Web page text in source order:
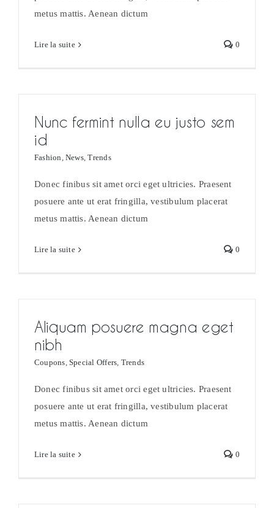
metus mattis. Aenean dictum
Lire la suite 0
Nunc fermint nulla eu justo sem
id
Fashion,News,Trends
Donec finibus sit amet orci eget ultricies. Praesent
posuere ante ut erat fringilla, vestibulum placerat
metus mattis. Aenean dictum
Lire la suite 0
Aliquam posuere magna eget
nibh
Coupons,Special Offers, Trends
Donec finibus sit amet orci eget ultricies. Praesent
posuere ante ut erat fringilla, vestibulum placerat
metus mattis. Aenean dictum
Lire la suite 0